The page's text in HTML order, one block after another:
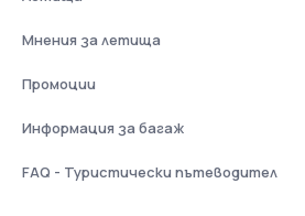
Мнения за летища
Промоции
Информация за багаж
FAQ - Туристически пътеводител